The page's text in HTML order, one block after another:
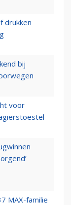
drukken
bij
voor
MAX-familie